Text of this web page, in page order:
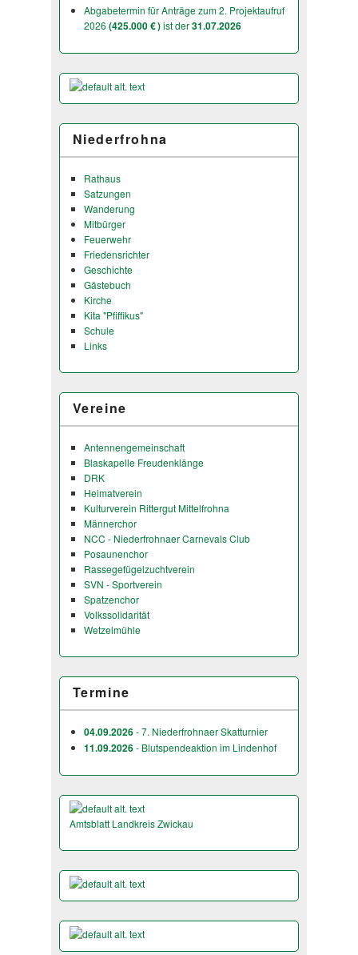
Abgabetermin für Anträge zum 2. Projektaufruf
2026 (425.000 € )ist der31.07.2026
Niederfrohna
Rathaus
Satzungen
Wanderung
Mitbürger
Feuerwehr
Friedensrichter
Geschichte
Gästebuch
Kirche
Kita "Pfiffikus"
Schule
Links
Vereine
Antennengemeinschaft
Blaskapelle Freudenklänge
DRK
Heimatverein
Kulturverein Rittergut Mittelfrohna
Männerchor
NCC - Niederfrohnaer Carnevals Club
Posaunenchor
Rassegefügelzuchtverein
SVN - Sportverein
Spatzenchor
Volkssolidarität
Wetzelmühle
Termine
04.09.2026- 7. Niederfrohnaer Skatturnier
11.09.2026- Blutspendeaktion im Lindenhof
Amtsblatt Landkreis Zwickau